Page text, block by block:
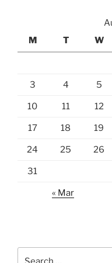
M
T W
3 4 5
10 11 12
17 18 19
24 25 26
31
« Mar